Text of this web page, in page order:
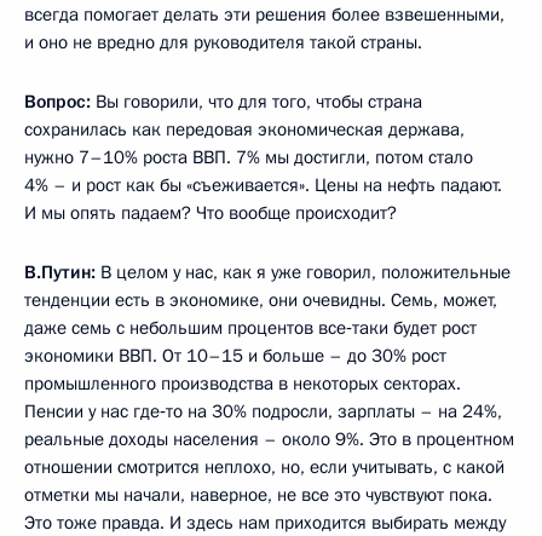
всегда помогает делать эти решения более взвешенными,
и оно не вредно для руководителя такой страны.
Вопрос: Вы говорили, что для того, чтобы страна
сохранилась как передовая экономическая держава,
нужно 7–10% роста ВВП. 7% мы достигли, потом стало
4% – и рост как бы «съеживается». Цены на нефть падают.
И мы опять падаем? Что вообще происходит?
В.Путин: В целом у нас, как я уже говорил, положительные
тенденции есть в экономике, они очевидны. Семь, может,
даже семь с небольшим процентов все‑таки будет рост
экономики ВВП. От 10–15 и больше – до 30% рост
промышленного производства в некоторых секторах.
Пенсии у нас где‑то на 30% подросли, зарплаты – на 24%,
реальные доходы населения – около 9%. Это в процентном
отношении смотрится неплохо, но, если учитывать, с какой
отметки мы начали, наверное, не все это чувствуют пока.
Это тоже правда. И здесь нам приходится выбирать между